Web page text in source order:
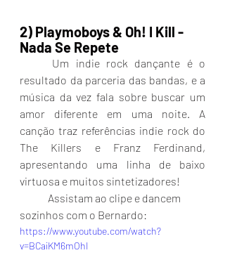
2) Playmoboys & Oh! I Kill -
Nada Se Repete
resultado da parceria das bandas, e a
música da vez fala sobre buscar um
amor diferente em uma noite. A
canção traz referências indie rock do
The Killers e Franz Ferdinand,
apresentando uma linha de baixo
virtuosa e muitos sintetizadores!
sozinhos com o Bernardo:
https://www.youtube.com/watch?
v=BCaiKM6mOhI